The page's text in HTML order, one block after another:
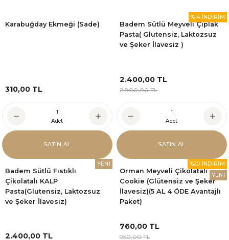
Karabuğday Ekmeği (Sade)
310,00 TL
Adet
SATIN AL
%14 İNDİRİM
Badem Sütlü Meyveli Çıplak
Pasta( Glutensiz, Laktozsuz
ve Şeker İlavesiz )
2.400,00 TL
2.800,00 TL
Adet
SATIN AL
YENİ
Badem Sütlü Fıstıklı
Çikolatalı KALP
Pasta(Glutensiz, Laktozsuz
ve Şeker İlavesiz)
2.400,00 TL
%20 İNDİRİM
YENİ
Orman Meyveli Çikolatalı
Cookie (Glütensiz ve Şeker
İlavesiz)(5 AL 4 ÖDE Avantajlı
Paket)
760,00 TL
950,00 TL